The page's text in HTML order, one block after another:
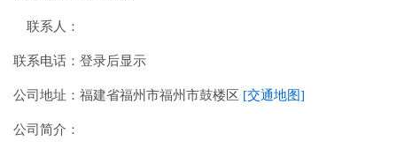
联系人：
联系电话： 登录后显示
公司地址： 福建省福州市福州市鼓楼区 [交通地图]
公司简介：